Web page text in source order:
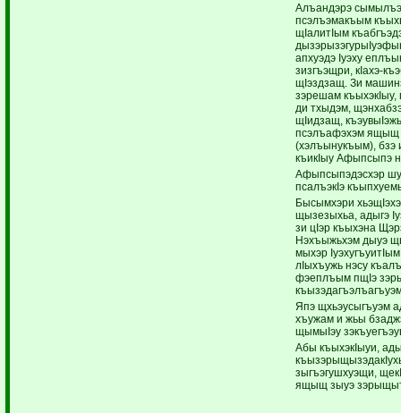
Алъандэрэ
псэлъэмакъым
щIалитIым
апхуэдэ Iуэху
зизгъэщри, кIахэ-
щIэздзащ. Зи
зэрешам
ди тхыдэм,
щIидзащ,
псэлъафэхэм ящыщ
(хэлъынукъым),
къикIыу Афыпсыпэ
Афыпсыпэдэсхэр шу
псалъэкIэ
Бысымхэри
щызезыхьа, адыгэ
зи цIэр къыхэна
Нэхъыжьхэм дыуэ
мыхэр
лIыхъужь нэсу
фэеплъым пщIэ
Япэ щхьэусыгъуэм
хъужам и жьы
щымыIэу
Абы къыхэкIыуи,
зыгъэгушхуэщи,
ящыщ зыуэ